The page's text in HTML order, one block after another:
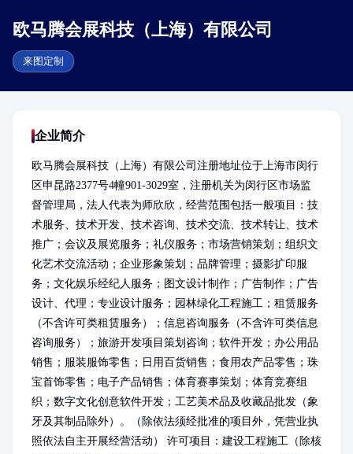
欧马腾会展科技（上海）有限公司
来图定制
企业简介
欧马腾会展科技（上海）有限公司注册地址位于上海市闵行
区申昆路2377号4幢901-3029室，注册机关为闵行区市场监
督管理局，法人代表为师欣欣，经营范围包括一般项目：技
术服务、技术开发、技术咨询、技术交流、技术转让、技术
推广；会议及展览服务；礼仪服务；市场营销策划；组织文
化艺术交流活动；企业形象策划；品牌管理；摄影扩印服
务；文化娱乐经纪人服务；图文设计制作；广告制作；广告
设计、代理；专业设计服务；园林绿化工程施工；租赁服务
（不含许可类租赁服务）；信息咨询服务（不含许可类信息
咨询服务）；旅游开发项目策划咨询；软件开发；办公用品
销售；服装服饰零售；日用百货销售；食用农产品零售；珠
宝首饰零售；电子产品销售；体育赛事策划；体育竞赛组
织；数字文化创意软件开发；工艺美术品及收藏品批发（象
牙及其制品除外）。（除依法须经批准的项目外，凭营业执
照依法自主开展经营活动） 许可项目：建设工程施工（除核